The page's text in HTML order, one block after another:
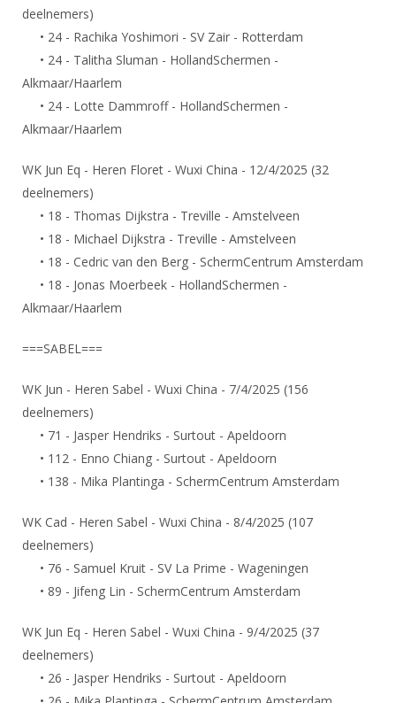
deelnemers)
• 24 - Rachika Yoshimori - SV Zair - Rotterdam
• 24 - Talitha Sluman - HollandSchermen -
Alkmaar/Haarlem
• 24 - Lotte Dammroff - HollandSchermen -
Alkmaar/Haarlem
WK Jun Eq - Heren Floret - Wuxi China - 12/4/2025 (32
deelnemers)
• 18 - Thomas Dijkstra - Treville - Amstelveen
• 18 - Michael Dijkstra - Treville - Amstelveen
• 18 - Cedric van den Berg - SchermCentrum Amsterdam
• 18 - Jonas Moerbeek - HollandSchermen -
Alkmaar/Haarlem
===SABEL===
WK Jun - Heren Sabel - Wuxi China - 7/4/2025 (156
deelnemers)
• 71 - Jasper Hendriks - Surtout - Apeldoorn
• 112 - Enno Chiang - Surtout - Apeldoorn
• 138 - Mika Plantinga - SchermCentrum Amsterdam
WK Cad - Heren Sabel - Wuxi China - 8/4/2025 (107
deelnemers)
• 76 - Samuel Kruit - SV La Prime - Wageningen
• 89 - Jifeng Lin - SchermCentrum Amsterdam
WK Jun Eq - Heren Sabel - Wuxi China - 9/4/2025 (37
deelnemers)
• 26 - Jasper Hendriks - Surtout - Apeldoorn